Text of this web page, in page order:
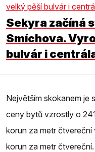
Sekyra začíná
Smíchova.
bulvár i
Největším skokanem je
ceny bytů vzrostly o
korun za metr
korun za metr